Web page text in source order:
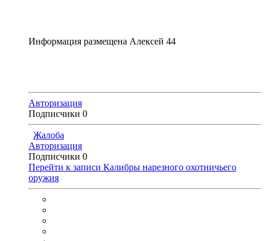
Информация размещена Алексей 44
Авторизация
Подписчики 0
Жалоба
Авторизация
Подписчики 0
Перейти к записи Калибры нарезного охотничьего
оружия